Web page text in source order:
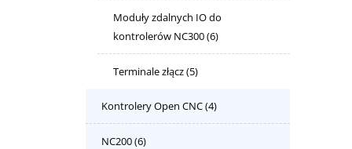
Moduły zdalnych IO do
kontrolerów NC300(6)
Terminale złącz(5)
Kontrolery Open CNC(4)
NC200(6)